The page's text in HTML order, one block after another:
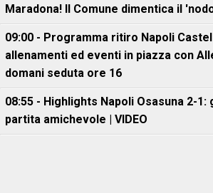
Maradona! Il Comune dimentica il
09:00 - Programma ritiro Napoli
allenamenti ed eventi in piazza con
domani seduta ore 16
08:55 - Highlights Napoli Osasuna 2-
partita amichevole | VIDEO